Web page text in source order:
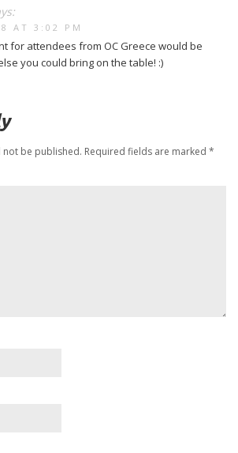
AT 3:02 PM
for attendees from OC Greece would be
you could bring on the table! :)
not be published. Required fields are marked *